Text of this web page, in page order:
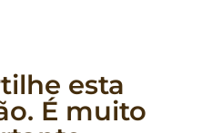
esta
É muito